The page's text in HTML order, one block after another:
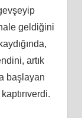
geldiğini
artık
başlayan